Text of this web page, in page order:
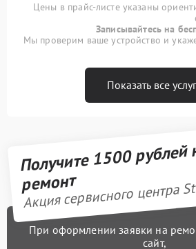
Цены в прайс-листе указаны
Записывайтесь на
Мы проверим ваше устройство и
Показать все
Получите 1500 рублей
ремонт
Акция сервисного центра
При оформлении заявки на
сайт,